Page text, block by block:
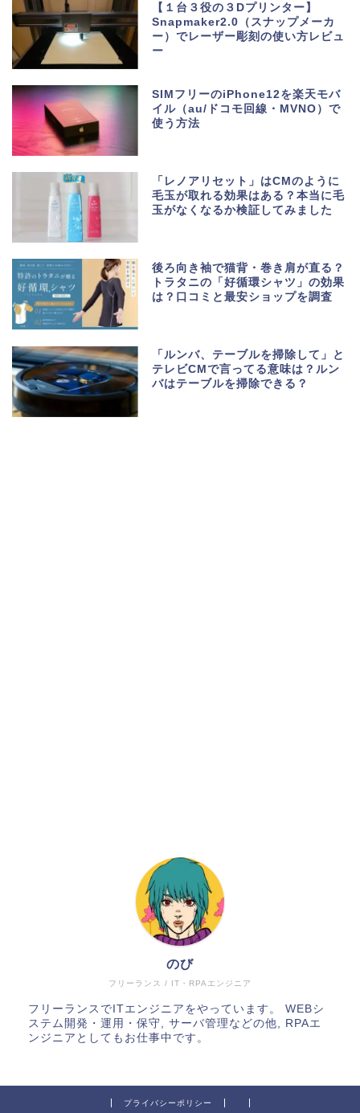
【１台３役の３Dプリンター】
Snapmaker2.0（スナップメーカ
ー）でレーザー彫刻の使い方レビュ
ー
SIMフリーのiPhone12を楽天モバ
イル（au/ドコモ回線・MVNO）で
使う方法
「レノアリセット」はCMのように
毛玉が取れる効果はある？本当に毛
玉がなくなるか検証してみました
後ろ向き袖で猫背・巻き肩が直る？
トラタニの「好循環シャツ」の効果
は？口コミと最安ショップを調査
「ルンバ、テーブルを掃除して」と
テレビCMで言ってる意味は？ルン
バはテーブルを掃除できる？
フリーランス / IT・RPAエンジニア
のび
フリーランスでITエンジニアをやっています。 WEBシ
ステム開発・運用・保守, サーバ管理などの他, RPAエ
ンジニアとしてもお仕事中です。
プライバシーポリシー